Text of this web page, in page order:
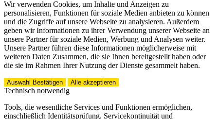
Wir verwenden Cookies, um Inhalte und Anzeigen zu
personalisieren, Funktionen für soziale Medien anbieten zu können
und die Zugriffe auf unsere Webseite zu analysieren. Außerdem
geben wir Informationen zu ihrer Verwendung unserer Webseite an
unsere Partner für soziale Medien, Werbung und Analysen weiter.
Unsere Partner führen diese Informationen möglicherweise mit
weiteren Daten Zusammen, die sie Ihnen bereitgestellt haben oder
die sie im Rahmen Ihrer Nutzung der Dienste gesammelt haben.
Auswahl Bestätigen Alle akzeptieren
Technisch notwendig
Tools, die wesentliche Services und Funktionen ermöglichen,
einschließlich Identitätsprüfung, Servicekontinuität und